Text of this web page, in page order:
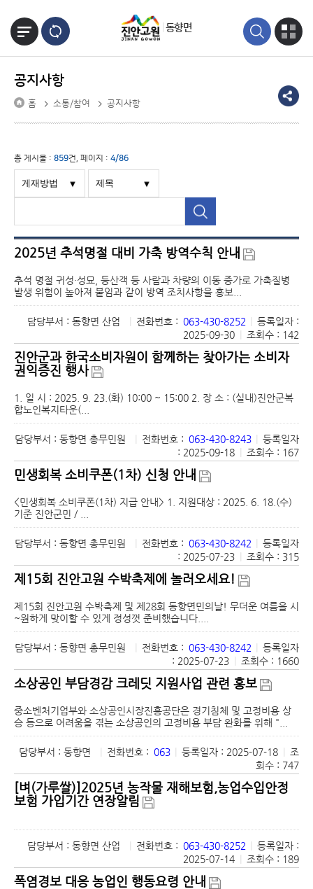
동향면
공지사항
홈 소통/참여 공지사항
총 게시물 : 859건, 페이지 : 4/86
2025년 추석명절 대비 가축 방역수칙 안내
추석 명절 귀성·성묘, 등산객 등 사람과 차량의 이동 증가로 가축질병
발생 위험이 높아져 붙임과 같이 방역 조치사항을 홍보...
담당부서 : 동향면 산업 전화번호 : 063-430-8252
등록일자 :
2025-09-30
조회수 : 142
진안군과 한국소비자원이 함께하는 찾아가는 소비자
권익증진 행사
1. 일 시 : 2025. 9. 23.(화) 10:00 ~ 15:00 2. 장 소 : (실내)진안군복
합노인복지타운(...
담당부서 : 동향면 총무민원 전화번호 : 063-430-8243
등록일자
: 2025-09-18
조회수 : 167
민생회복 소비쿠폰(1차) 신청 안내
<민생회복 소비쿠폰(1차) 지급 안내> 1. 지원대상 : 2025. 6. 18.(수)
기준 진안군민 / ...
담당부서 : 동향면 총무민원 전화번호 : 063-430-8242
등록일자
: 2025-07-23
조회수 : 315
제15회 진안고원 수박축제에 놀러오세요!
제15회 진안고원 수박축제 및 제28회 동향면민의날! 무더운 여름을 시
~원하게 맞이할 수 있게 정성껏 준비했습니다....
담당부서 : 동향면 총무민원 전화번호 : 063-430-8242
등록일자
: 2025-07-23
조회수 : 1660
소상공인 부담경감 크레딧 지원사업 관련 홍보
중소벤처기업부와 소상공인시장진흥공단은 경기침체 및 고정비용 상
승 등으로 어려움을 겪는 소상공인의 고정비용 부담 완화를 위해 "...
담당부서 : 동향면 전화번호 : 063 등록일자 : 2025-07-18
조
회수 : 747
[벼(가루쌀)]2025년 농작물 재해보험,농업수입안정
보험 가입기간 연장알림
담당부서 : 동향면 산업 전화번호 : 063-430-8252
등록일자 :
2025-07-14
조회수 : 189
폭염경보 대응 농업인 행동요령 안내